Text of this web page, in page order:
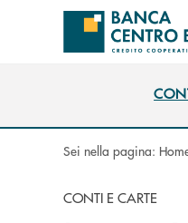
Salta al contenuto principale
Sei nella pagina:
CONTI E CARTE